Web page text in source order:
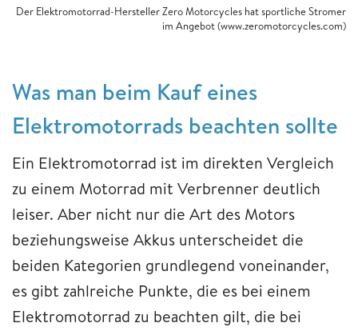
Der Elektromotorrad-Hersteller Zero Motorcycles hat sportliche Stromer
im Angebot (www.zeromotorcycles.com)
Was man beim Kauf eines
Elektromotorrads beachten sollte
Ein Elektromotorrad ist im direkten Vergleich
zu einem Motorrad mit Verbrenner deutlich
leiser. Aber nicht nur die Art des Motors
beziehungsweise Akkus unterscheidet die
beiden Kategorien grundlegend voneinander,
es gibt zahlreiche Punkte, die es bei einem
Elektromotorrad zu beachten gilt, die bei